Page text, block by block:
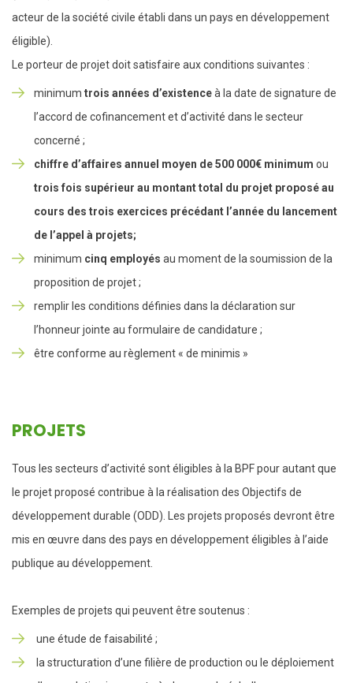
acteur de la société civile établi dans un pays en développement
éligible).
Le porteur de projet doit satisfaire aux conditions suivantes :
minimum trois années d’existenceà la date de signature de
l’accord de cofinancement et d’activité dans le secteur
concerné ;
chiffre d’affaires annuel moyen de 500 000€ minimum ou
trois fois supérieur au montant total du projet proposé au
cours des trois exercices précédant l’année du lancement
de l’appel à projets;
minimum cinq employés au moment de la soumission de la
proposition de projet ;
remplir les conditions définies dans la déclaration sur
l’honneur jointe au formulaire de candidature ;
être conforme au règlement « de minimis »
PROJETS
Tous les secteurs d’activité sont éligibles à la BPF pour autant que
le projet proposé contribue à la réalisation des Objectifs de
développement durable (ODD). Les projets proposés devront être
mis en œuvre dans des pays en développement éligibles à l’aide
publique au développement.
Exemples de projets qui peuvent être soutenus :
une étude de faisabilité ;
la structuration d’une filière de production ou le déploiement